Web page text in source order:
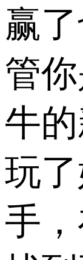
赢
管
牛
玩
手